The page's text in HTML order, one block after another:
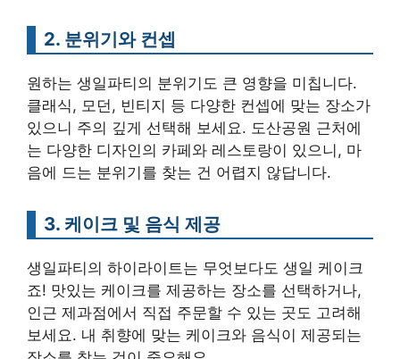
2. 분위기와 컨셉
원하는 생일파티의 분위기도 큰 영향을 미칩니다.
클래식, 모던, 빈티지 등 다양한 컨셉에 맞는 장소가
있으니 주의 깊게 선택해 보세요. 도산공원 근처에
는 다양한 디자인의 카페와 레스토랑이 있으니, 마
음에 드는 분위기를 찾는 건 어렵지 않답니다.
3. 케이크 및 음식 제공
생일파티의 하이라이트는 무엇보다도 생일 케이크
죠! 맛있는 케이크를 제공하는 장소를 선택하거나,
인근 제과점에서 직접 주문할 수 있는 곳도 고려해
보세요. 내 취향에 맞는 케이크와 음식이 제공되는